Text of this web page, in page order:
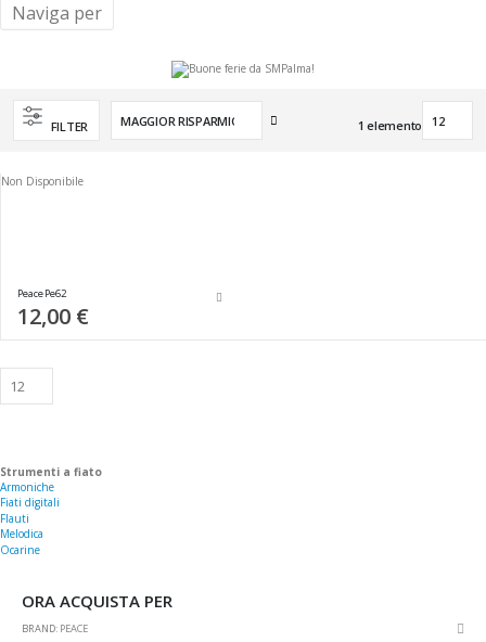
FILTER
Imposta
1 elemento
Non Disponibile
Peace Pe62
12,00 €
Strumenti a fiato
Armoniche
Fiati digitali
Flauti
Melodica
Ocarine
Naviga per
ORA ACQUISTA PER
BRAND PEACE